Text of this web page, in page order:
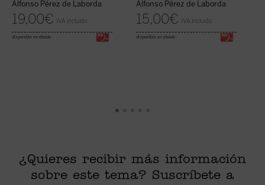
Alfonso Pérez de Laborda
19,00€ IVA incluido
disponible en ebook:
Alfonso Pérez de Laborda
15,00€ IVA incluido
disponible en ebook:
¿Quieres recibir más información
sobre este tema? Suscríbete a